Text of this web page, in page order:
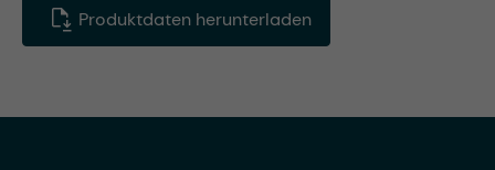
Produktdaten herunterladen